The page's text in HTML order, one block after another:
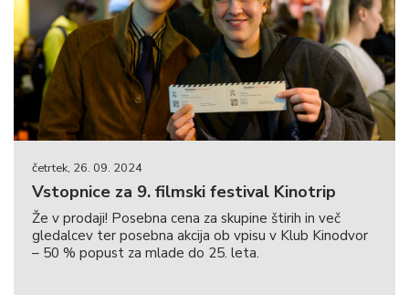
četrtek, 26. 09. 2024
Vstopnice za 9. filmski festival Kinotrip
Že v prodaji! Posebna cena za skupine štirih in več
gledalcev ter posebna akcija ob vpisu v Klub Kinodvor
– 50 % popust za mlade do 25. leta.